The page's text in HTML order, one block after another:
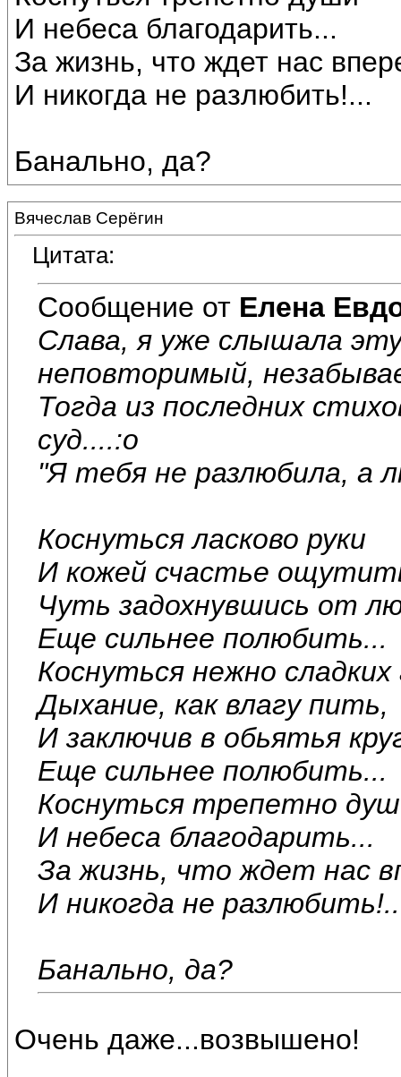
И небеса благодарить...
За жизнь, что ждет нас
И никогда не разлюбить!...
Банально, да?
Вячеслав Серёгин
Цитата:
Сообщение от Елена
Слава, я уже слышала
неповторимый,
Тогда из последних
суд....:o
"Я тебя не разлюбила, а
Коснуться ласково руки
И кожей счастье
Чуть задохнувшись от
Еще сильнее полюбить...
Коснуться нежно сладких
Дыхание, как влагу пить,
И заключив в обьятья
Еще сильнее полюбить...
Коснуться трепетно
И небеса благодарить...
За жизнь, что ждет нас
И никогда не
Банально, да?
Очень даже...возвышено!